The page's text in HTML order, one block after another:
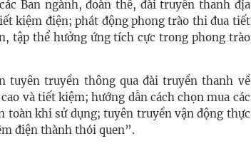
Ban ngành, đoàn thể, đài truyền thanh địa
kiệm điện; phát động phong trào thi đua tiết
tập thể hưởng ứng tích cực trong phong trào
tuyên truyền thông qua đài truyền thanh về
và tiết kiệm; hướng dẫn cách chọn mua các
toàn khi sử dụng; tuyên truyền vận động thực
điện thành thói quen”.